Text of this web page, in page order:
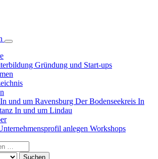
Gründung und Start-ups
In und um Ravensburg Der Bodenseekreis In
In und um Lindau
anlegen Workshops
Suchen